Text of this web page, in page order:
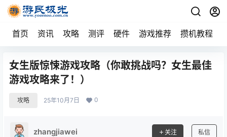
首页 资讯 攻略 测评 硬件 游戏推荐 攒机教程
女生版惊悚游戏攻略（你敢挑战吗？女生最佳
游戏攻略来了！）
攻略 25年10月7日 0
zhangjiawei 关注 私信